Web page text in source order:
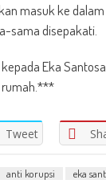
masuk ke
sama disepakati.
Eka
rumah.***
Tweet
anti korupsi eka